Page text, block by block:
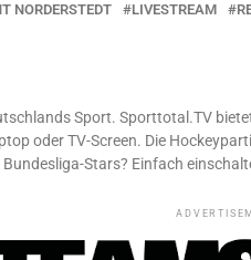
NORDERSTEDT LIVESTREAM
Sport. Sporttotal.TV
oder TV-Screen. Die
Stars? Einfach